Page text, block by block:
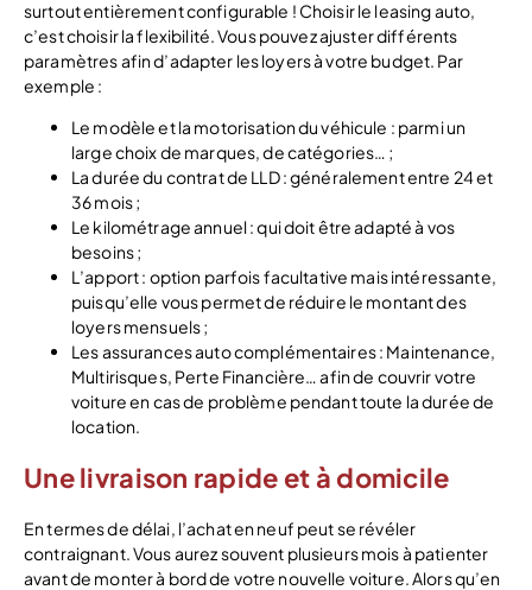
surtout entièrement configurable ! Choisir le leasing auto,
c’est choisir la flexibilité. Vous pouvez ajuster différents
paramètres afin d’adapter les loyers à votre budget. Par
exemple :
Le modèle et la motorisation du véhicule : parmi un
large choix de marques, de catégories… ;
La durée du contrat de LLD : généralement entre 24 et
36 mois ;
Le kilométrage annuel : qui doit être adapté à vos
besoins ;
L’apport : option parfois facultative mais intéressante,
puisqu’elle vous permet de réduire le montant des
loyers mensuels ;
Les assurances auto complémentaires : Maintenance,
Multirisques, Perte Financière… afin de couvrir votre
voiture en cas de problème pendant toute la durée de
location.
Une livraison rapide et à domicile
En termes de délai, l’achat en neuf peut se révéler
contraignant. Vous aurez souvent plusieurs mois à patienter
avant de monter à bord de votre nouvelle voiture. Alors qu’en